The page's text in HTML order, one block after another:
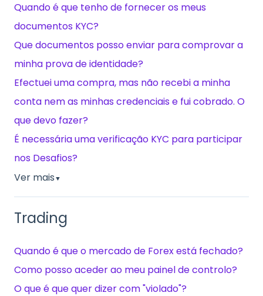
Quando é que tenho de fornecer os meus
documentos KYC?
Que documentos posso enviar para comprovar a
minha prova de identidade?
Efectuei uma compra, mas não recebi a minha
conta nem as minhas credenciais e fui cobrado. O
que devo fazer?
É necessária uma verificação KYC para participar
nos Desafios?
Ver mais▼
Trading
Quando é que o mercado de Forex está fechado?
Como posso aceder ao meu painel de controlo?
O que é que quer dizer com "violado"?